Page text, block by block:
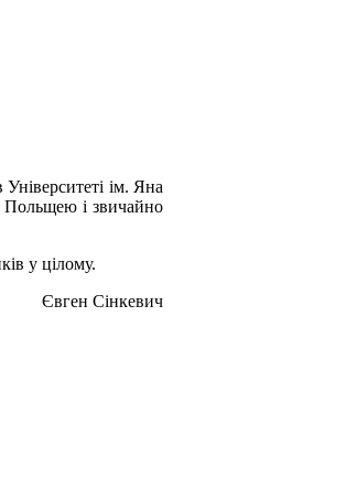
ім. Яна
Польщею і звичайно
у цілому.
Євген Сінкевич